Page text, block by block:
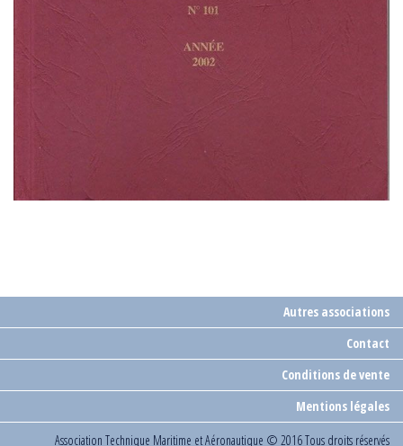
Autres associations
Contact
Conditions de vente
Mentions légales
Association Technique Maritime et Aéronautique © 2016 Tous droits réservés